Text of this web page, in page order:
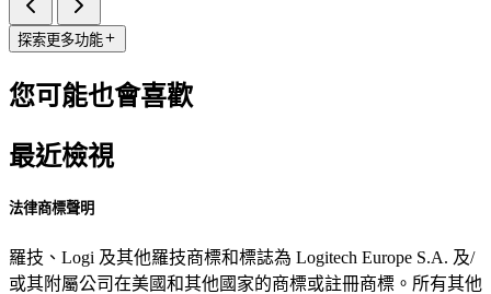
探索更多功能
您可能也會喜歡
最近檢視
法律商標聲明
羅技、Logi 及其他羅技商標和標誌為 Logitech Europe S.A. 及/
或其附屬公司在美國和其他國家的商標或註冊商標。所有其他